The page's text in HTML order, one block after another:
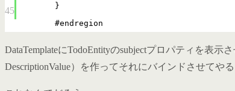
45
}
#endregion
DataTemplateにTodoEntityのsubjectプロパティを表
DescriptionValue）を作ってそれにバインドさせてや